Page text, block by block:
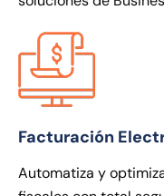
Facturación
Automatiza y